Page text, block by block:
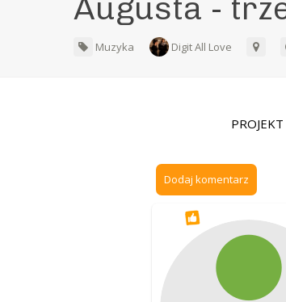
Augusta -
Muzyka Digit All Love
PROJEKT
Dodaj komentarz